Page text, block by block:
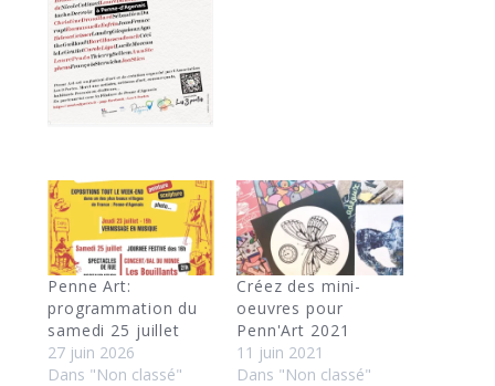
Penne Art:
programmation du
samedi 25 juillet
27 juin 2026
Dans "Non classé"
Créez des mini-
oeuvres pour
Penn'Art 2021
11 juin 2021
Dans "Non classé"